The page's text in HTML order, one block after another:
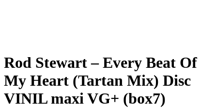
Rod Stewart – Every Beat Of
My Heart (Tartan Mix) Disc
VINIL maxi VG+ (box7)